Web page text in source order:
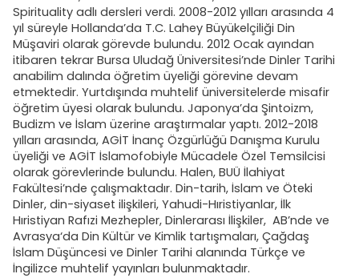
Spirituality adlı dersleri verdi. 2008-2012 yılları arasında 4
yıl süreyle Hollanda’da T.C. Lahey Büyükelçiliği Din
Müşaviri olarak görevde bulundu. 2012 Ocak ayından
itibaren tekrar Bursa Uludağ Üniversitesi’nde Dinler Tarihi
anabilim dalında öğretim üyeliği görevine devam
etmektedir. Yurtdışında muhtelif üniversitelerde misafir
öğretim üyesi olarak bulundu. Japonya’da Şintoizm,
Budizm ve İslam üzerine araştırmalar yaptı. 2012-2018
yılları arasında, AGİT İnanç Özgürlüğü Danışma Kurulu
üyeliği ve AGİT İslamofobiyle Mücadele Özel Temsilcisi
olarak görevlerinde bulundu. Halen, BUÜ İlahiyat
Fakültesi’nde çalışmaktadır. Din-tarih, İslam ve Öteki
Dinler, din-siyaset ilişkileri, Yahudi-Hıristiyanlar, İlk
Hıristiyan Rafızi Mezhepler, Dinlerarası İlişkiler, AB’nde ve
Avrasya‘da Din Kültür ve Kimlik tartışmaları, Çağdaş
İslam Düşüncesi ve Dinler Tarihi alanında Türkçe ve
İngilizce muhtelif yayınları bulunmaktadır.